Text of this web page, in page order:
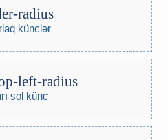
radius
künclər
left-radius
sol künc